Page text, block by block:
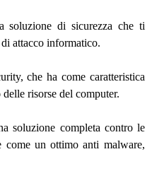
soluzione di sicurezza che ti
attacco informatico.
che ha come caratteristica
risorse del computer.
soluzione completa contro le
come un ottimo anti malware,